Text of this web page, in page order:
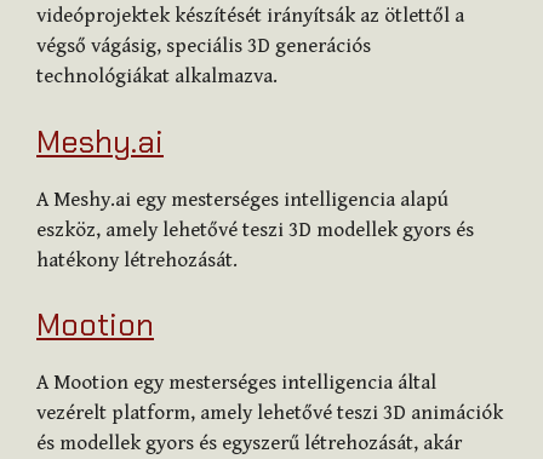
videóprojektek készítését irányítsák az ötlettől a
végső vágásig, speciális 3D generációs
technológiákat alkalmazva.
Meshy.ai
A Meshy.ai egy mesterséges intelligencia alapú
eszköz, amely lehetővé teszi 3D modellek gyors és
hatékony létrehozását.
Mootion
A Mootion egy mesterséges intelligencia által
vezérelt platform, amely lehetővé teszi 3D animációk
és modellek gyors és egyszerű létrehozását, akár